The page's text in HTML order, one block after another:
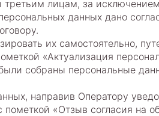
третьим лицам, за
данных дано
их самостоятельно,
«Актуализация
собраны персональные
направив Оператору
«Отзыв согласия на